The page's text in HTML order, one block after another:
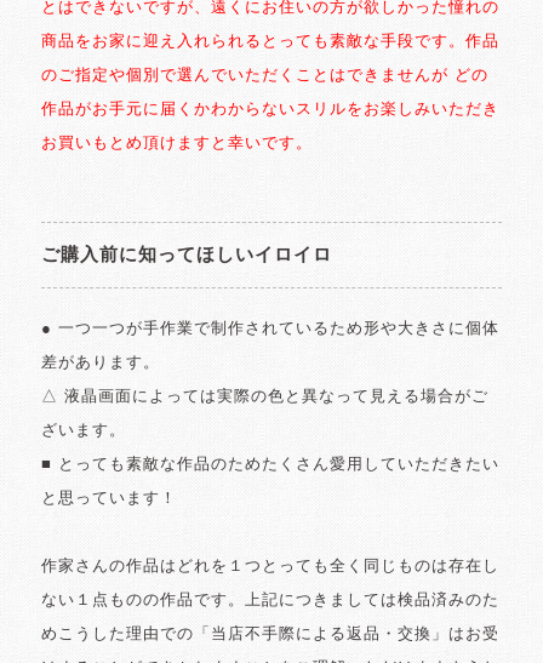
とはできないですが、遠くにお住いの方が欲しかった憧れの
商品をお家に迎え入れられるとっても素敵な手段です。作品
のご指定や個別で選んでいただくことはできませんが どの
作品がお手元に届くかわからないスリルをお楽しみいただき
お買いもとめ頂けますと幸いです。
ご購入前に知ってほしいイロイロ
● 一つ一つが手作業で制作されているため形や大きさに個体
差があります。
△ 液晶画面によっては実際の色と異なって見える場合がご
ざいます。
■ とっても素敵な作品のためたくさん愛用していただきたい
と思っています！
作家さんの作品はどれを１つとっても全く同じものは存在し
ない１点ものの作品です。上記につきましては検品済みのた
めこうした理由での「当店不手際による返品・交換」はお受